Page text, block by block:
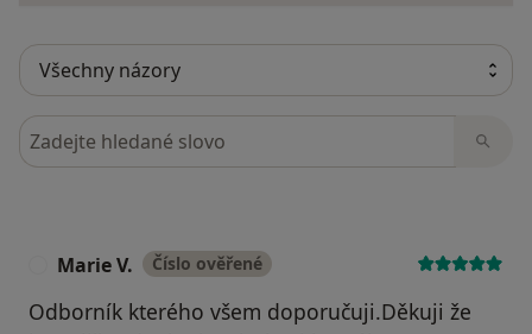
Hledejte v názorech
Marie V. Číslo ověřené
Odborník kterého všem doporučuji.Děkuji že